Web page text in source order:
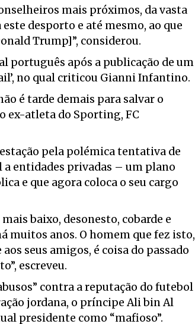
mais próximos, da vasta
desporto e até mesmo, ao que
Trump]”, considerou.
português após a publicação de um
no qual criticou Gianni Infantino.
é tarde demais para salvar o
ex-atleta do Sporting, FC
pela polémica tentativa de
entidades privadas – um plano
e que agora coloca o seu cargo
baixo, desonesto, cobarde e
muitos anos. O homem que fez isto,
seus amigos, é coisa do passado
escreveu.
contra a reputação do futebol
jordana, o príncipe Ali bin Al
presidente como “mafioso”.